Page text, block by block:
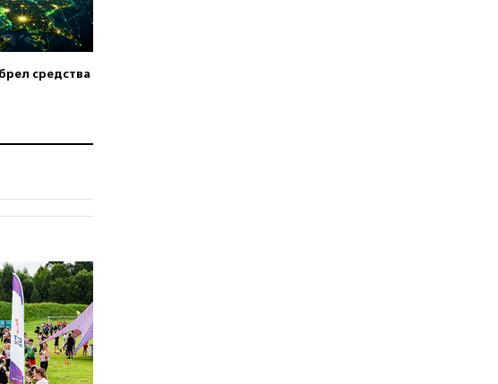
Маск
в
для
пожара на
сборной
скопилось
грузовиков
точно
средства